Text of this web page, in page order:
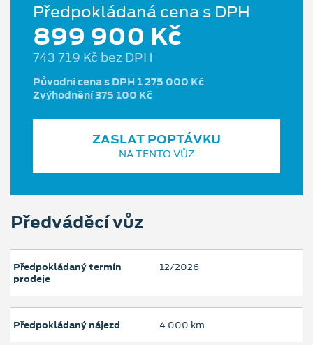
Předpokládaná cena s DPH
899 900 Kč
743 719 Kč bez DPH
Původní cena s DPH 1 275 000 Kč
Zvýhodnění 375 100 Kč
ZASLAT POPTÁVKU
NA TENTO VŮZ
Předváděcí vůz
Předpokládaný termín
prodeje
12/2026
Předpokládaný nájezd 4 000 km